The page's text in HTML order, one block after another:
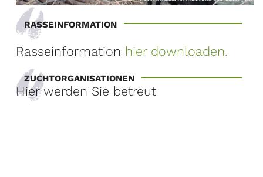
RASSEINFORMATION
Rasseinformation hier downloaden.
ZUCHTORGANISATIONEN
Hier werden Sie betreut